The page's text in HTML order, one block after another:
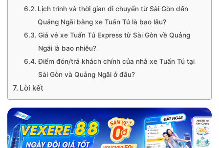
Lịch trình và thời gian di chuyển từ Sài Gòn đến
Quảng Ngãi bằng xe Tuấn Tú là bao lâu?
Giá vé xe Tuấn Tú Express từ Sài Gòn về Quảng
Ngãi là bao nhiêu?
Điểm đón/trả khách chính của nhà xe Tuấn Tú tại
Sài Gòn và Quảng Ngãi ở đâu?
Lời kết